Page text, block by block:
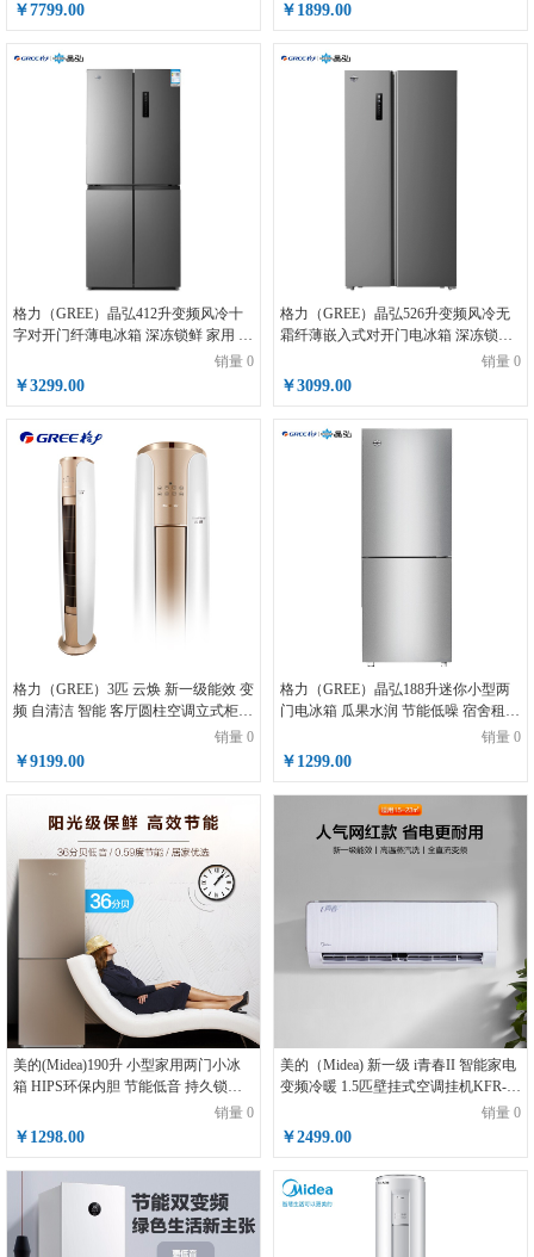
￥7799.00 ￥1899.00
格力（GREE）晶弘412升变频风冷十
字对开门纤薄电冰箱 深冻锁鲜 家用 离
子抗菌净味 BCD-412WPQCL/深空银
销量 0
￥3299.00
格力（GREE）晶弘526升变频风冷无
霜纤薄嵌入式对开门电冰箱 深冻锁鲜
离子抗菌净味 BCD-526WPDCL/高级
银
销量 0
￥3099.00
格力（GREE）3匹 云焕 新一级能效 变
频 自清洁 智能 客厅圆柱空调立式柜机
销量 0
￥9199.00
格力（GREE）晶弘188升迷你小型两
门电冰箱 瓜果水润 节能低噪 宿舍租房
销量 0
￥1299.00
美的(Midea)190升 小型家用两门小冰
箱 HIPS环保内胆 节能低音 持久锁冷
销量 0
￥1298.00
美的（Midea) 新一级 i青春II 智能家电
变频冷暖 1.5匹壁挂式空调挂机KFR-
销量 0
￥2499.00